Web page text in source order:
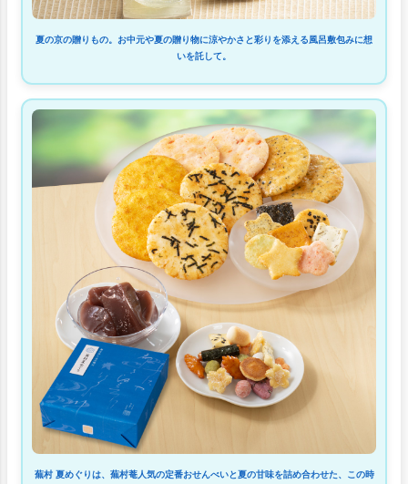
夏の京の贈りもの。お中元や夏の贈り物に涼やかさと彩りを添える風呂敷包みに想
いを託して。
蕪村 夏めぐりは、蕪村菴人気の定番おせんべいと夏の甘味を詰め合わせた、この時